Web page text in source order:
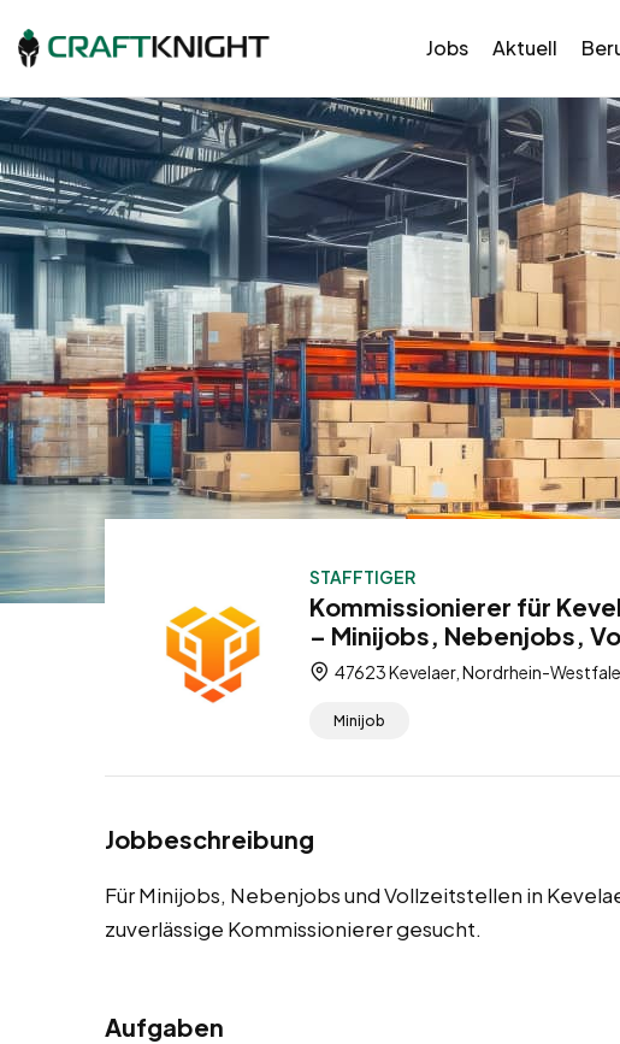
Jobs Aktuell
STAFFTIGER
Kommissionierer für
– Minijobs, Nebenjobs,
47623 Kevelaer, Nordrhein-
Minijob
Jobbeschreibung
Für Minijobs, Nebenjobs und Vollzeitstellen in
zuverlässige Kommissionierer gesucht.
Aufgaben